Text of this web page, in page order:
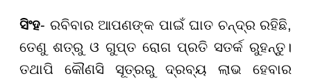
ସିଂହ- ରବିବାର ଆପଣଙ୍କ ପାଇଁ ଘାତ ଚନ୍ଦ୍ର ରହିଛି,
ତେଣୁ ଶତ୍ରୁ ଓ ଗୁପ୍ତ ରୋଗ ପ୍ରତି ସତର୍କ ରୁହନ୍ତୁ।
ତଥାପି କୌଣସି ସୂତ୍ରରୁ ଦ୍ରବ୍ୟ ଲାଭ ହେବାର